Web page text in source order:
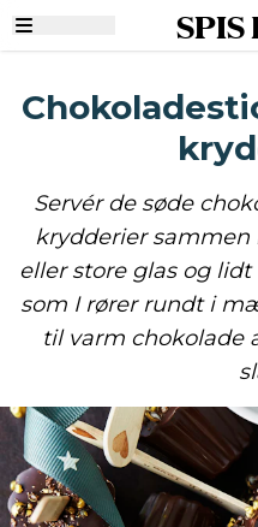
SPIS
Servér de søde
krydderier
eller store glas og
som I rører rundt i
til varm chokolade